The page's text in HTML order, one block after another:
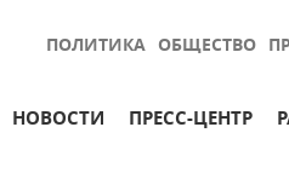
ПОЛИТИКА ОБЩЕСТВО
НОВОСТИ ПРЕСС-ЦЕНТР